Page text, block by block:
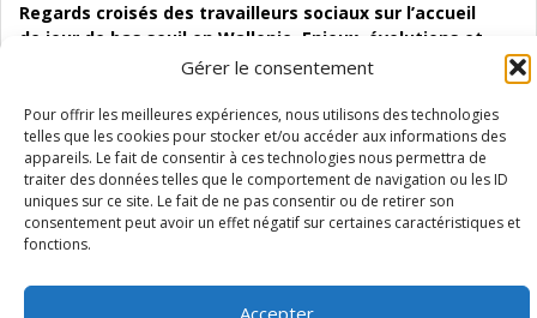
Gérer le consentement
Pour offrir les meilleures expériences, nous utilisons des technologies
telles que les cookies pour stocker et/ou accéder aux informations des
appareils. Le fait de consentir à ces technologies nous permettra de
traiter des données telles que le comportement de navigation ou les ID
uniques sur ce site. Le fait de ne pas consentir ou de retirer son
consentement peut avoir un effet négatif sur certaines caractéristiques et
fonctions.
Accepter
Regards croisés des travailleurs sociaux sur l’accueil
de jour de bas seuil en Wallonie. Enjeux, évolutions et
06 Juil 2026
Étude d’évaluabilité des Structures
d’accompagnement à l’autocréation d’emploi (SAACE)
01 Juil 2026
Pénurie du personnel infirmier :quels indicateurs
Wallonie ?